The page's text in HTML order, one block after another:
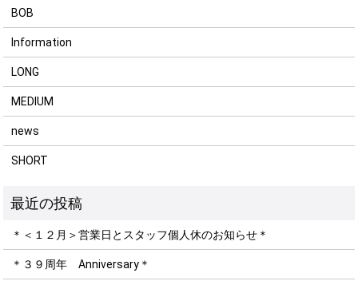
BOB
Information
LONG
MEDIUM
news
SHORT
＊＜１２月＞営業日とスタッフ個人休のお知らせ＊
＊３９周年 Anniversary＊